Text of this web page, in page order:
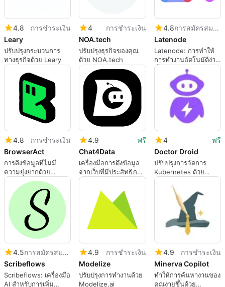
4.8
การชำระเงิน
Leary
ปรับปรุงกระบวนการ
ทางธุรกิจด้วย Leary
4
การชำระเงิน
NOA.tech
ปรับปรุงธุรกิจของคุณ
ด้วย NOA.tech
4.8
การสมัครสมาชิก
Latenode
Latenode: การทำให้
การทำงานอัตโนมัติง่าย
ขึ้นด้วยเครื่องมือ AI
4.8
การชำระเงิน
BrowserAct
การดึงข้อมูลที่ไม่มี
ความยุ่งยากด้วย
BrowserAct
4.9
ฟรี
Chat4Data
เครื่องมือการดึงข้อมูล
จากเว็บที่มีประสิทธิภาพ
ด้วย AI
4
ฟรี
Doctor Droid
ปรับปรุงการจัดการ
Kubernetes ด้วย
Doctor Droid
4.5
การสมัครสมาชิก
Scribeflows
Scribeflows: เครื่องมือ
AI สำหรับการเพิ่ม
4.9
การชำระเงิน
Modelize
ปรับปรุงการทำงานด้วย
Modelize.ai
4.9
การชำระเงิน
Minerva Copilot
ทำให้การค้นหางานของ
คุณง่ายขึ้นด้วย